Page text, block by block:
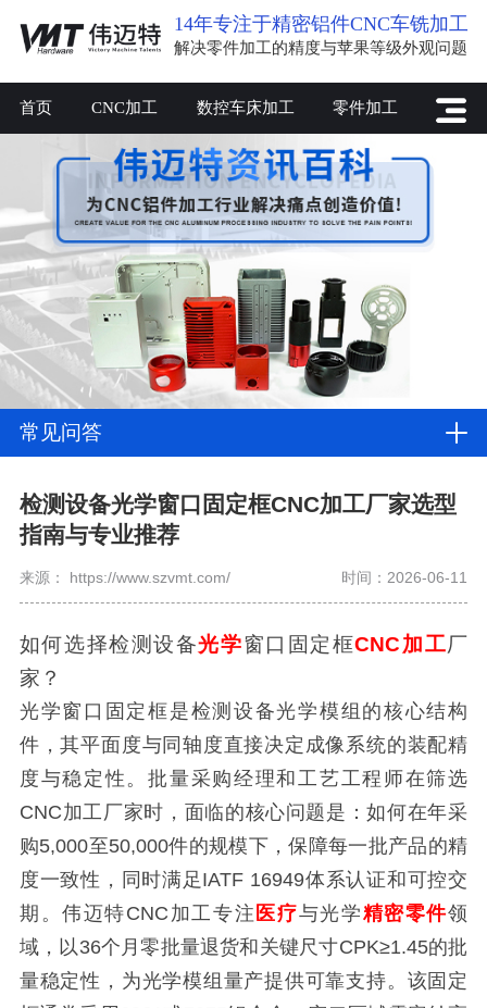
14年专注于精密铝件CNC车铣加工
解决零件加工的精度与苹果等级外观问题
首页 CNC加工 数控车床加工 零件加工
常见问答
检测设备光学窗口固定框CNC加工厂家选型
指南与专业推荐
来源： https://www.szvmt.com/ 时间：2026-06-11
如何选择检测设备光学窗口固定框CNC加工厂
家？
光学窗口固定框是检测设备光学模组的核心结构
件，其平面度与同轴度直接决定成像系统的装配精
度与稳定性。批量采购经理和工艺工程师在筛选
CNC加工厂家时，面临的核心问题是：如何在年采
购5,000至50,000件的规模下，保障每一批产品的精
度一致性，同时满足IATF 16949体系认证和可控交
期。伟迈特CNC加工专注 医疗与光学精密零件领
域，以36个月零批量退货和关键尺寸CPK≥1.45的批
量稳定性，为光学模组量产提供可靠支持。该固定